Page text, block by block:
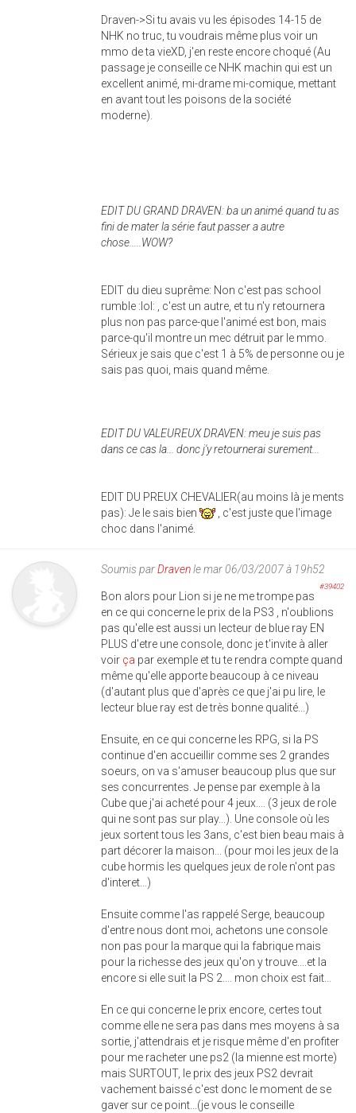
Draven->Si tu avais vu les épisodes 14-15 de
NHK no truc, tu voudrais même plus voir un
mmo de ta vieXD, j'en reste encore choqué (Au
passage je conseille ce NHK machin qui est un
excellent animé, mi-drame mi-comique, mettant
en avant tout les poisons de la société
moderne).
EDIT DU GRAND DRAVEN: ba un animé quand tu as
fini de mater la série faut passer a autre
chose.....WOW?
EDIT du dieu suprême: Non c'est pas school
rumble :lol: , c'est un autre, et tu n'y retournera
plus non pas parce-que l'animé est bon, mais
parce-qu'il montre un mec détruit par le mmo.
Sérieux je sais que c'est 1 à 5% de personne ou je
sais pas quoi, mais quand même.
EDIT DU VALEUREUX DRAVEN: meu je suis pas
dans ce cas la... donc j'y retournerai surement...
EDIT DU PREUX CHEVALIER(au moins là je ments
pas): Je le sais bien
, c'est juste que l'image
choc dans l'animé.
Soumis parDravenle mar 06/03/2007 à 19h52
#39402
Bon alors pour Lion si je ne me trompe pas
en ce qui concerne le prix de la PS3 , n'oublions
pas qu'elle est aussi un lecteur de blue ray EN
PLUS d'etre une console, donc je t'invite à aller
voir ça par exemple et tu te rendra compte quand
même qu'elle apporte beaucoup à ce niveau
(d'autant plus que d'après ce que j'ai pu lire, le
lecteur blue ray est de très bonne qualité...)
Ensuite, en ce qui concerne les RPG, si la PS
continue d'en accueillir comme ses 2 grandes
soeurs, on va s'amuser beaucoup plus que sur
ses concurrentes. Je pense par exemple à la
Cube que j'ai acheté pour 4 jeux.... (3 jeux de role
qui ne sont pas sur play...). Une console où les
jeux sortent tous les 3ans, c'est bien beau mais à
part décorer la maison... (pour moi les jeux de la
cube hormis les quelques jeux de role n'ont pas
d'interet...)
Ensuite comme l'as rappelé Serge, beaucoup
d'entre nous dont moi, achetons une console
non pas pour la marque qui la fabrique mais
pour la richesse des jeux qu'on y trouve....et la
encore si elle suit la PS 2.... mon choix est fait...
En ce qui concerne le prix encore, certes tout
comme elle ne sera pas dans mes moyens à sa
sortie, j'attendrais et je risque même d'en profiter
pour me racheter une ps2 (la mienne est morte)
mais SURTOUT, le prix des jeux PS2 devrait
vachement baissé c'est donc le moment de se
gaver sur ce point...(je vous le conseille